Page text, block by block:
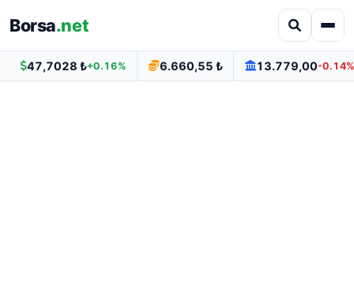
Borsa.net
47,7028 ₺+0.16% 6.660,55 ₺ 13.779,00-0.14%